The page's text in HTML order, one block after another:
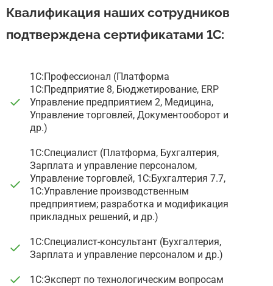
Квалификация наших сотрудников
подтверждена сертификатами 1С:
1С:Профессионал (Платформа
1С:Предприятие 8, Бюджетирование, ERP
Управление предприятием 2, Медицина,
Управление торговлей, Документооборот и
др.)
1С:Специалист (Платформа, Бухгалтерия,
Зарплата и управление персоналом,
Управление торговлей, 1С:Бухгалтерия 7.7,
1С:Управление производственным
предприятием; разработка и модификация
прикладных решений, и др.)
1С:Специалист-консультант (Бухгалтерия,
Зарплата и управление персоналом и др.)
1С:Эксперт по технологическим вопросам